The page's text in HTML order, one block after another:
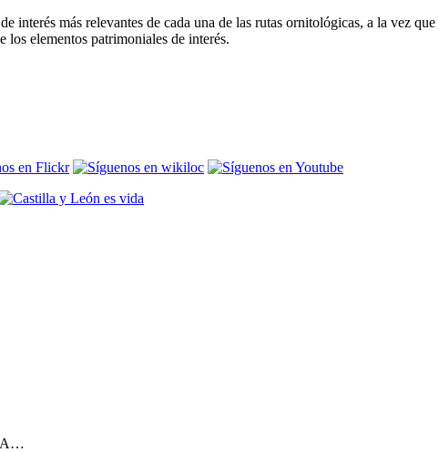
más relevantes de cada una de las rutas ornitológicas, a la vez
elementos patrimoniales de interés.